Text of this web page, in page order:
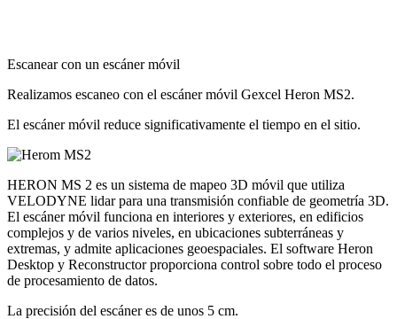
Escanear con un escáner móvil
Realizamos escaneo con el escáner móvil Gexcel Heron MS2.
El escáner móvil reduce significativamente el tiempo en el sitio.
HERON MS 2 es un sistema de mapeo 3D móvil que utiliza
VELODYNE lidar para una transmisión confiable de geometría 3D.
El escáner móvil funciona en interiores y exteriores, en edificios
complejos y de varios niveles, en ubicaciones subterráneas y
extremas, y admite aplicaciones geoespaciales. El software Heron
Desktop y Reconstructor proporciona control sobre todo el proceso
de procesamiento de datos.
La precisión del escáner es de unos 5 cm.